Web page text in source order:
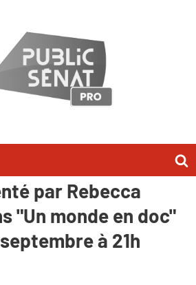
suivi d'un
par Rebecca
"Un monde en doc"
à 21h